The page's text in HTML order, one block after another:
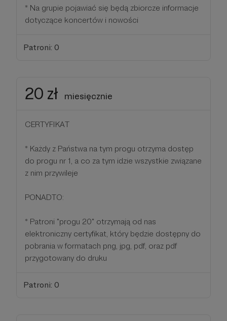
* Na grupie pojawiać się będą zbiorcze informacje
dotyczące koncertów i nowości
Patroni: 0
20 zł miesięcznie
CERTYFIKAT
* Każdy z Państwa na tym progu otrzyma dostęp
do progu nr 1, a co za tym idzie wszystkie związane
z nim przywileje
PONADTO:
* Patroni "progu 20" otrzymają od nas
elektroniczny certyfikat, który będzie dostępny do
pobrania w formatach png, jpg, pdf, oraz pdf
przygotowany do druku
Patroni: 0